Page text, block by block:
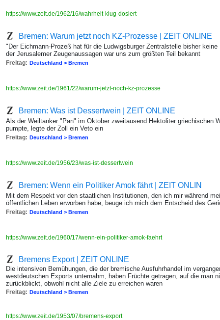
https://www.zeit.de/1962/16/wahrheit-klug-dosiert
Bremen: Warum jetzt noch KZ-Prozesse | ZEIT ONLINE
"Der Eichmann-Prozeß hat für die Ludwigsburger Zentralstelle bisher
der Jerusalemer Zeugenaussagen war uns zum größten Teil bekannt
Freitag: Deutschland > Bremen
https://www.zeit.de/1961/22/warum-jetzt-noch-kz-prozesse
Bremen: Was ist Dessertwein | ZEIT ONLINE
Als der Weiltanker "Pan" im Oktober zweitausend Hektoliter griechischen
pumpte, legte der Zoll ein Veto ein
Freitag: Deutschland > Bremen
https://www.zeit.de/1956/23/was-ist-dessertwein
Bremen: Wenn ein Politiker Amok fährt | ZEIT ONLIN
Mit dem Respekt vor den staatlichen Institutionen, den ich mir während
öffentlichen Leben erworben habe, beuge ich mich dem Entscheid des
Freitag: Deutschland > Bremen
https://www.zeit.de/1960/17/wenn-ein-politiker-amok-faehrt
Bremens Export | ZEIT ONLINE
Die intensiven Bemühungen, die der bremische Ausfuhrhandel im
westdeutschen Exports unternahm, haben Früchte getragen, auf die man
zurückblickt, obwohl nicht alle Ziele zu erreichen waren
Freitag: Deutschland > Bremen
https://www.zeit.de/1953/07/bremens-export